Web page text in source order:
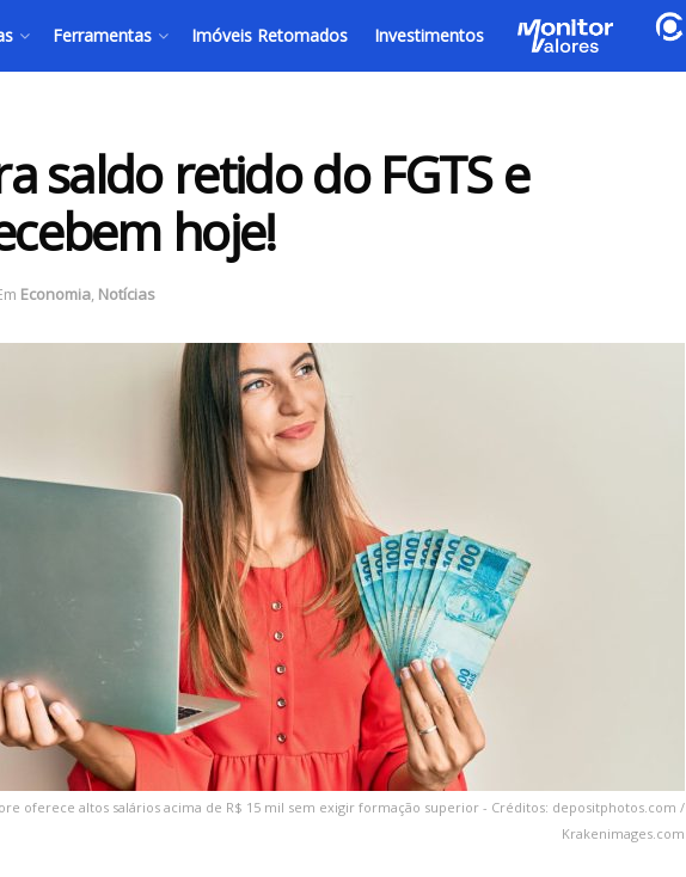
Ferramentas Imóveis Retomados Investimentos
saldo retido do FGTS e
hoje!
Economia, Notícias
oferece altos salários acima de R$ 15 mil sem exigir formação superior - Créditos: depositphotos.com /
Krakenimages.com